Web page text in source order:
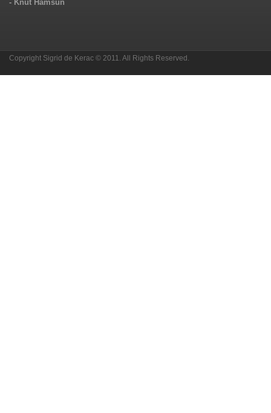
- Knut Hamsun
Copyright Sigrid de Kerac © 2011. All Rights Reserved.